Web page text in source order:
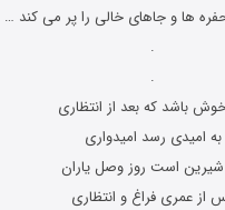
ها و جاهای خالی را پر می کند …
.
.
باشد که بعد از انتظاری
به امیدی رسد امیدواری
است روز وصل یاران
از عمری فراغ و انتظاری